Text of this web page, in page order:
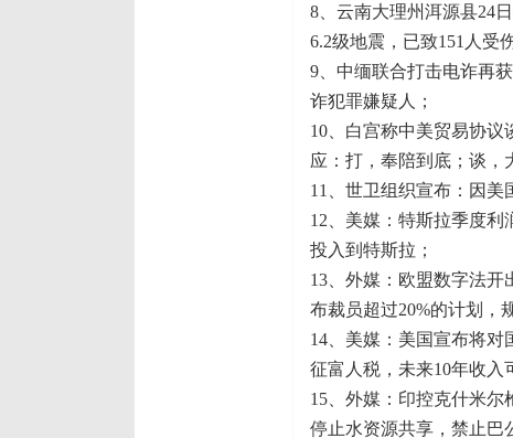
8、云南大理州洱源县24
6.2级地震，已致151人受
9、中缅联合打击电诈再
诈犯罪嫌疑人；
10、白宫称中美贸易协议
应：打，奉陪到底；谈，
11、世卫组织宣布：因美
12、美媒：特斯拉季度利
投入到特斯拉；
13、外媒：欧盟数字法开
布裁员超过20%的计划，
14、美媒：美国宣布将对
征富人税，未来10年收入
15、外媒：印控克什米尔
停止水资源共享，禁止巴